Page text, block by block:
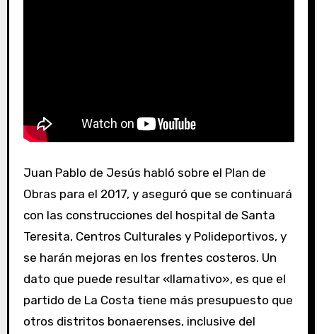
Juan Pablo de Jesús habló sobre el Plan de
Obras para el 2017, y aseguró que se continuará
con las construcciones del hospital de Santa
Teresita, Centros Culturales y Polideportivos, y
se harán mejoras en los frentes costeros. Un
dato que puede resultar «llamativo», es que el
partido de La Costa tiene más presupuesto que
otros distritos bonaerenses, inclusive del